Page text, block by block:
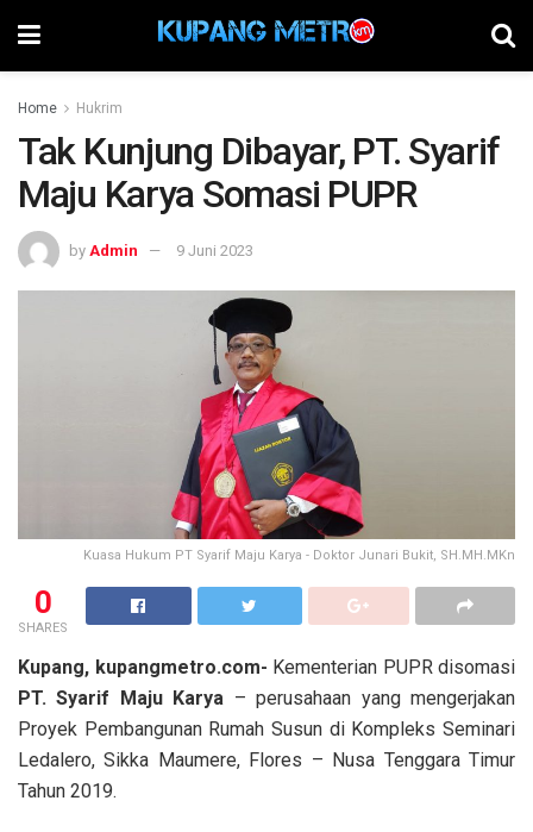
Home Hukrim
Tak Kunjung Dibayar, PT. Syarif
Maju Karya Somasi PUPR
by Admin 9 Juni 2023
Kuasa Hukum PT Syarif Maju Karya - Doktor Junari Bukit, SH.MH.MKn
0
SHARES
Kupang, kupangmetro.com- Kementerian PUPR disomasi
PT. Syarif Maju Karya – perusahaan yang mengerjakan
Proyek Pembangunan Rumah Susun di Kompleks Seminari
Ledalero, Sikka Maumere, Flores – Nusa Tenggara Timur
Tahun 2019.